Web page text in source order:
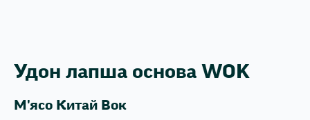
Удон лапша основа WOK
М'ясо Китай Вок